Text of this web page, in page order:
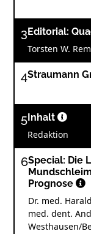
3 Editorial:
Torsten W.
4Straumann
5 Inhalt
Redaktion
6Special: Die
Prognose
Dr. med.
med. dent.
Westhausen/